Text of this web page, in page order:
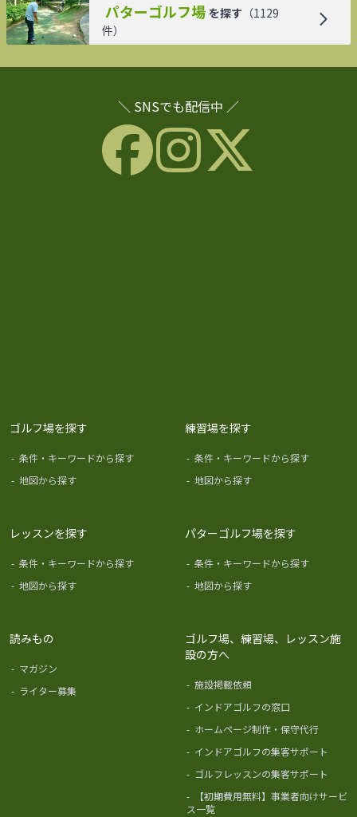
パターゴルフ場 を探す （1129
件）
＼ SNSでも配信中 ／
ゴルフ場を探す
- 条件・キーワードから探す
- 地図から探す
練習場を探す
- 条件・キーワードから探す
- 地図から探す
レッスンを探す
- 条件・キーワードから探す
- 地図から探す
パターゴルフ場を探す
- 条件・キーワードから探す
- 地図から探す
読みもの
- マガジン
- ライター募集
ゴルフ場、練習場、レッスン施
設の方へ
- 施設掲載依頼
- インドアゴルフの窓口
- ホームページ制作・保守代行
- インドアゴルフの集客サポート
- ゴルフレッスンの集客サポート
-
【初期費用無料】事業者向けサービ
ス一覧